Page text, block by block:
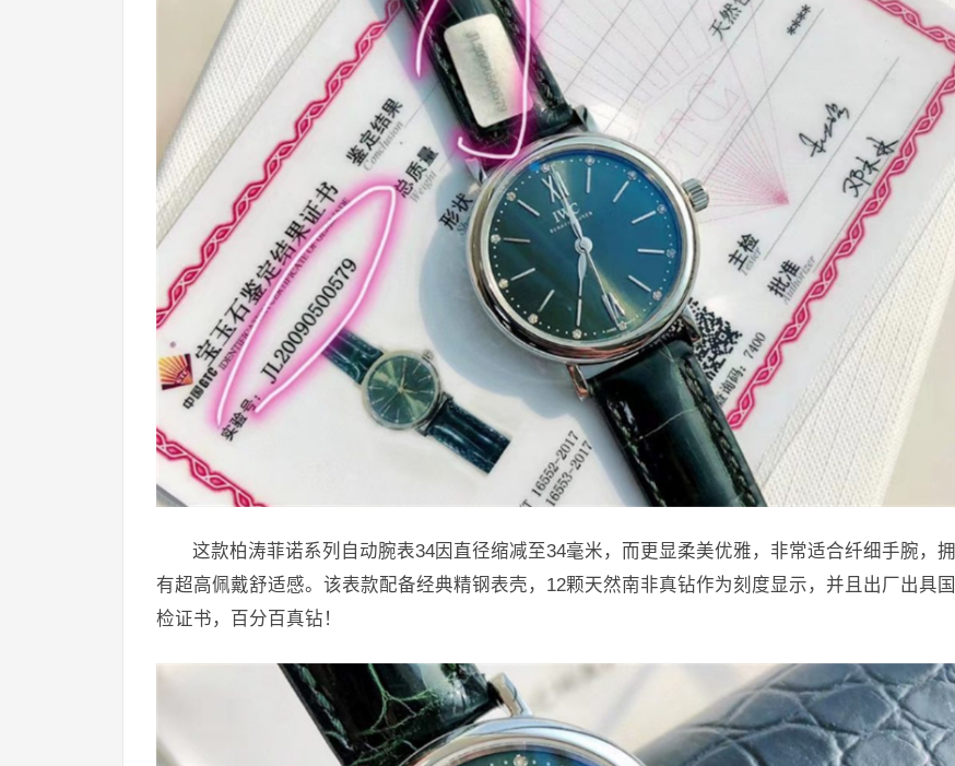
这款柏涛菲诺系列自动腕表34因直径缩减至34毫米，而更显柔美优雅，非常适合纤细手腕，拥
有超高佩戴舒适感。该表款配备经典精钢表壳，12颗天然南非真钻作为刻度显示，并且出厂出具国
检证书，百分百真钻！